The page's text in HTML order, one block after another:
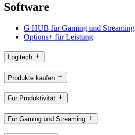
Software
G HUB für Gaming und Streaming
Options+ für Leistung
Logitech
Produkte kaufen
Für Produktivität
Für Gaming und Streaming